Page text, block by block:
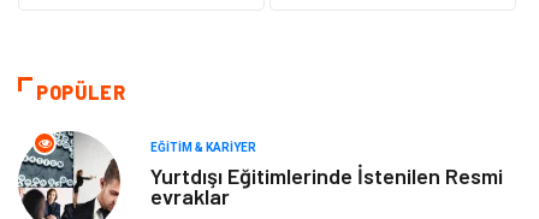
Moda
Makine
Elektronik
POPÜLER
EĞITIM & KARIYER
Yurtdışı Eğitimlerinde İstenilen Resmi
evraklar